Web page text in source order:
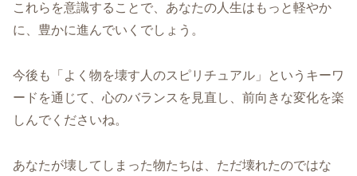
これらを意識することで、あなたの人生はもっと軽やか
に、豊かに進んでいくでしょう。
今後も「よく物を壊す人のスピリチュアル」というキーワ
ードを通じて、心のバランスを見直し、前向きな変化を楽
しんでくださいね。
あなたが壊してしまった物たちは、ただ壊れたのではな